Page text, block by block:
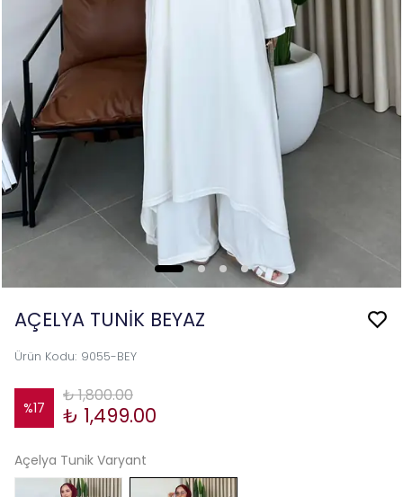
AÇELYA TUNİK BEYAZ
Ürün Kodu: 9055-BEY
%17
₺ 1,800.00
₺ 1,499.00
Açelya Tunik Varyant